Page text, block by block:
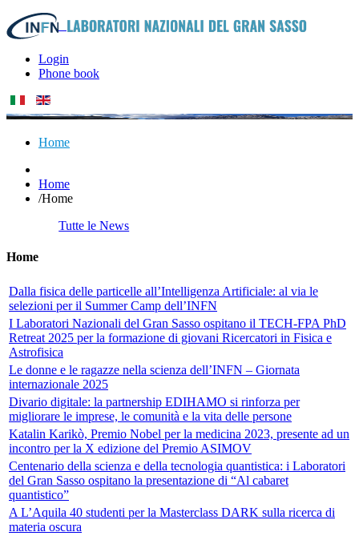
Login
Phone book
Home
Home
/Home
Tutte le News
Home
Dalla fisica delle particelle all’Intelligenza Artificiale: al via le
selezioni per il Summer Camp dell’INFN
I Laboratori Nazionali del Gran Sasso ospitano il TECH-FPA PhD
Retreat 2025 per la formazione di giovani Ricercatori in Fisica e
Astrofisica
Le donne e le ragazze nella scienza dell’INFN – Giornata
internazionale 2025
Divario digitale: la partnership EDIHAMO si rinforza per
migliorare le imprese, le comunità e la vita delle persone
Katalin Karikò, Premio Nobel per la medicina 2023, presente ad un
incontro per la X edizione del Premio ASIMOV
Centenario della scienza e della tecnologia quantistica: i Laboratori
del Gran Sasso ospitano la presentazione di “Al cabaret
quantistico”
A L’Aquila 40 studenti per la Masterclass DARK sulla ricerca di
materia oscura